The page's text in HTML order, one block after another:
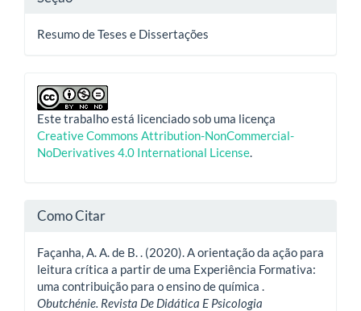
Resumo de Teses e Dissertações
Este trabalho está licenciado sob uma licença
Creative Commons Attribution-NonCommercial-
NoDerivatives 4.0 International License.
Como Citar
Façanha, A. A. de B. . (2020). A orientação da ação para
leitura crítica a partir de uma Experiência Formativa:
uma contribuição para o ensino de química .
Obutchénie. Revista De Didática E Psicologia